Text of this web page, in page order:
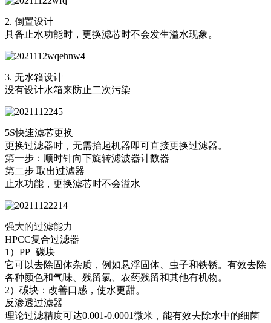
2. 倒置设计
具备止水功能时，更换滤芯时不会发生溢水现象。
3. 无水箱设计
没有设计水箱来防止二次污染
5S快速滤芯更换
更换过滤器时，无需抬起机器即可直接更换过滤器。
第一步：顺时针向下旋转滤波器计数器
第二步 取出过滤器
止水功能，更换滤芯时不会溢水
强大的过滤能力
HPCC复合过滤器
1）PP+碳块
它可以去除固体杂质，例如悬浮固体、虫子和铁锈。有效去除
各种颜色和气味、残留氯、农药残留和其他有机物。
2）碳块：改善口感，使水更甜。
反渗透过滤器
理论过滤精度可达0.001-0.0001微米，能有效去除水中的细菌